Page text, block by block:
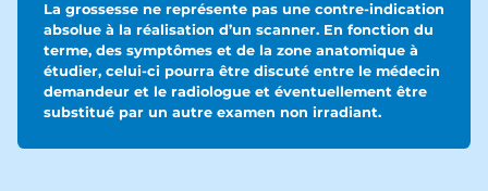
La grossesse ne représente pas une contre-indication
absolue à la réalisation d’un scanner. En fonction du
terme, des symptômes et de la zone anatomique à
étudier, celui-ci pourra être discuté entre le médecin
demandeur et le radiologue et éventuellement être
substitué par un autre examen non irradiant.